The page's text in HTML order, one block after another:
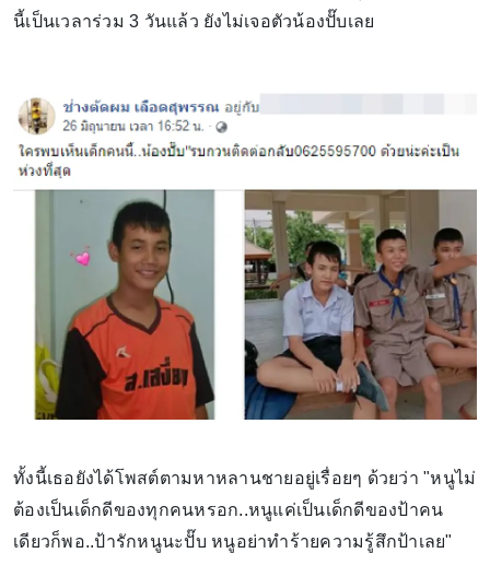
นี้เป็นเวลาร่วม 3 วันแล้ว ยังไม่เจอตัวน้องปั๊บเลย
ทั้งนี้เธอยังได้โพสต์ตามหาหลานชายอยู่เรื่อยๆ ด้วยว่า "หนูไม่
ต้องเป็นเด็กดีของทุกคนหรอก..หนูแค่เป็นเด็กดีของป้าคน
เดียวก็พอ..ป้ารักหนูนะปั๊บ หนูอย่าทำร้ายความรู้สึกป้าเลย"